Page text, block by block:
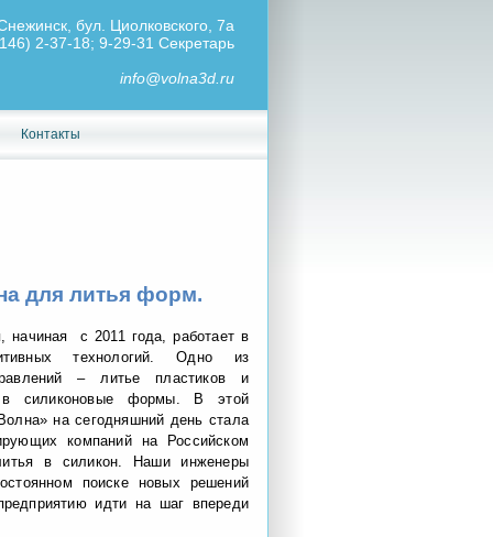
бул. Циолковского, 7а
2-37-18; 9-29-31 Секретарь
info@volna3d.ru
Контакты
для литья форм.
начиная с 2011 года, работает в
технологий. Одно из
– литье пластиков и
в силиконовые формы. В этой
на сегодняшний день стала
компаний на Российском
в силикон. Наши инженеры
поиске новых решений
идти на шаг впереди